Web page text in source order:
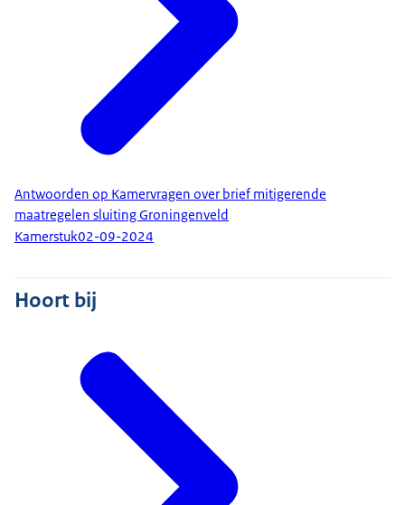
Antwoorden op Kamervragen over brief mitigerende
maatregelen sluiting Groningenveld
Kamerstuk02-09-2024
Hoort bij